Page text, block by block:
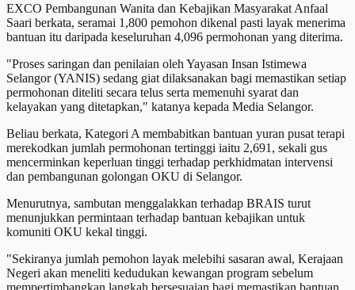
EXCO Pembangunan Wanita dan Kebajikan Masyarakat Anfaal
Saari berkata, seramai 1,800 pemohon dikenal pasti layak menerima
bantuan itu daripada keseluruhan 4,096 permohonan yang diterima.
"Proses saringan dan penilaian oleh Yayasan Insan Istimewa
Selangor (YANIS) sedang giat dilaksanakan bagi memastikan setiap
permohonan diteliti secara telus serta memenuhi syarat dan
kelayakan yang ditetapkan," katanya kepada Media Selangor.
Beliau berkata, Kategori A membabitkan bantuan yuran pusat terapi
merekodkan jumlah permohonan tertinggi iaitu 2,691, sekali gus
mencerminkan keperluan tinggi terhadap perkhidmatan intervensi
dan pembangunan golongan OKU di Selangor.
Menurutnya, sambutan menggalakkan terhadap BRAIS turut
menunjukkan permintaan terhadap bantuan kebajikan untuk
komuniti OKU kekal tinggi.
"Sekiranya jumlah pemohon layak melebihi sasaran awal, Kerajaan
Negeri akan meneliti kedudukan kewangan program sebelum
mempertimbangkan langkah bersesuaian bagi memastikan bantuan